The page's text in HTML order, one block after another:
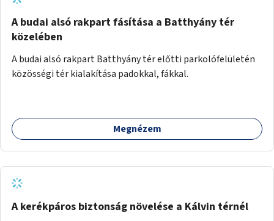
A budai alsó rakpart fásítása a Batthyány tér
közelében
A budai alsó rakpart Batthyány tér előtti parkolófelületén
közösségi tér kialakítása padokkal, fákkal.
Megnézem
A kerékpáros biztonság növelése a Kálvin térnél